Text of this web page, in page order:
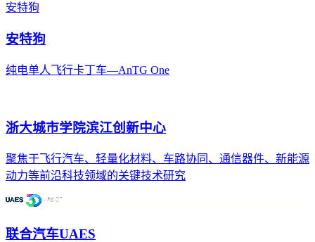
安特狗
安特狗
纯电单人飞行卡丁车—AnTG One
浙大城市学院滨江创新中心
聚焦于飞行汽车、轻量化材料、车路协同、通信器件、新能源
动力等前沿科技领域的关键技术研究
联合汽车UAES